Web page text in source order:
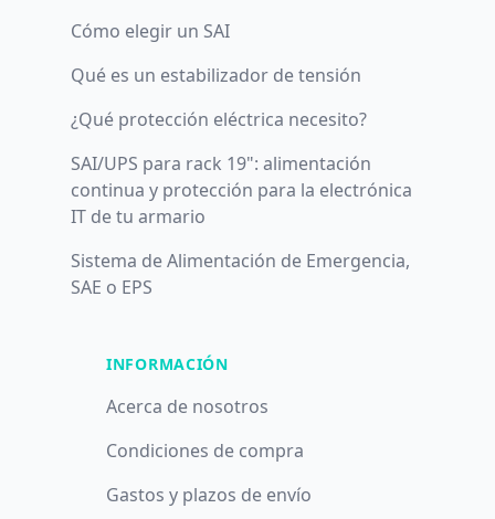
Cómo elegir un SAI
Qué es un estabilizador de tensión
¿Qué protección eléctrica necesito?
SAI/UPS para rack 19": alimentación
continua y protección para la electrónica
IT de tu armario
Sistema de Alimentación de Emergencia,
SAE o EPS
INFORMACIÓN
Acerca de nosotros
Condiciones de compra
Gastos y plazos de envío